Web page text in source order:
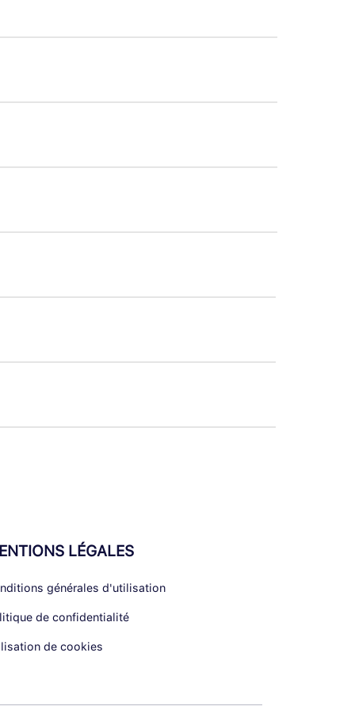
LÉGALES
générales d'utilisation
de confidentialité
de cookies